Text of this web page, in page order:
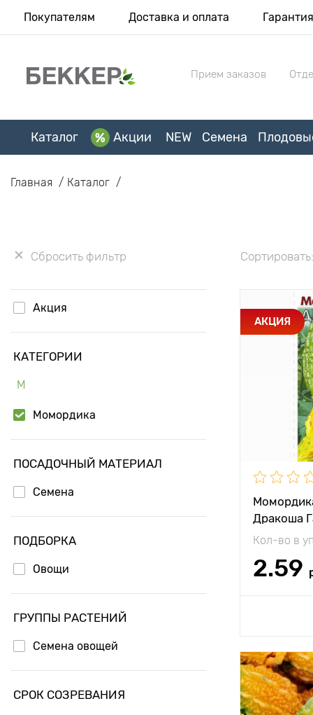
Покупателям Доставка и оплата Гарантия
Прием заказов
Каталог Акции NEW Семена
Главная Каталог
Сбросить фильтр
Акция
КАТЕГОРИИ
М
Момордика
ПОСАДОЧНЫЙ МАТЕРИАЛ
Семена
ПОДБОРКА
Овощи
ГРУППЫ РАСТЕНИЙ
Семена овощей
СРОК СОЗРЕВАНИЯ
Сортировать:
АКЦИЯ
Дракоша
Кол-во в
2.59
Высота
Растояние
растениями
Период
Вес плода
Высота